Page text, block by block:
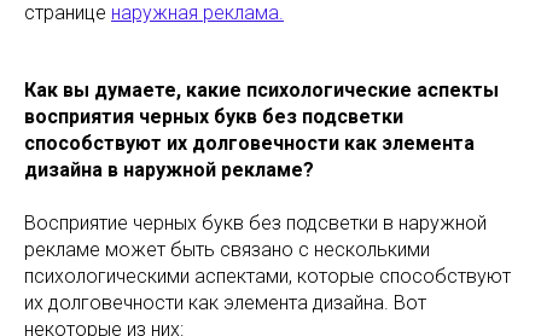
странице наружная реклама.
Как вы думаете, какие психологические аспекты
восприятия черных букв без подсветки
способствуют их долговечности как элемента
дизайна в наружной рекламе?
Восприятие черных букв без подсветки в наружной
рекламе может быть связано с несколькими
психологическими аспектами, которые способствуют
их долговечности как элемента дизайна. Вот
некоторые из них: